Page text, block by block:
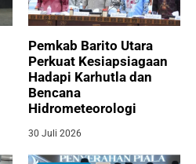
Pemkab Barito Utara
Perkuat Kesiapsiagaan
Hadapi Karhutla dan
Bencana
Hidrometeorologi
30 Juli 2026